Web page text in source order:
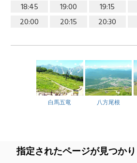
18:45
19:00 19:15
20:00
20:15 20:30
白馬五竜 八方尾根